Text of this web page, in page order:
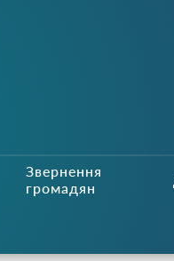
Звернення
громадян